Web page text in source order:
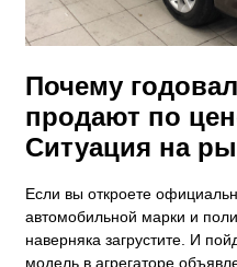
Почему
продают по
Ситуация на
​Если вы откроете
автомобильной марки и
наверняка загрустите. И
модель в агрегаторе